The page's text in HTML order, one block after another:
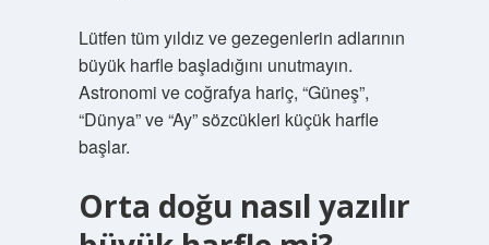
Lütfen tüm yıldız ve gezegenlerin adlarının
büyük harfle başladığını unutmayın.
Astronomi ve coğrafya hariç, “Güneş”,
“Dünya” ve “Ay” sözcükleri küçük harfle
başlar.
Orta doğu nasıl yazılır